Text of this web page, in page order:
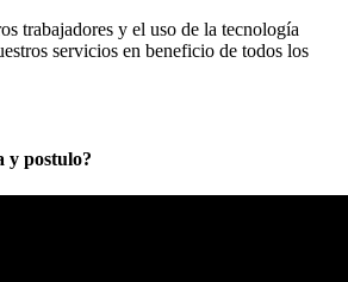
trabajadores y el uso de la tecnología
servicios en beneficio de todos los
y postulo?